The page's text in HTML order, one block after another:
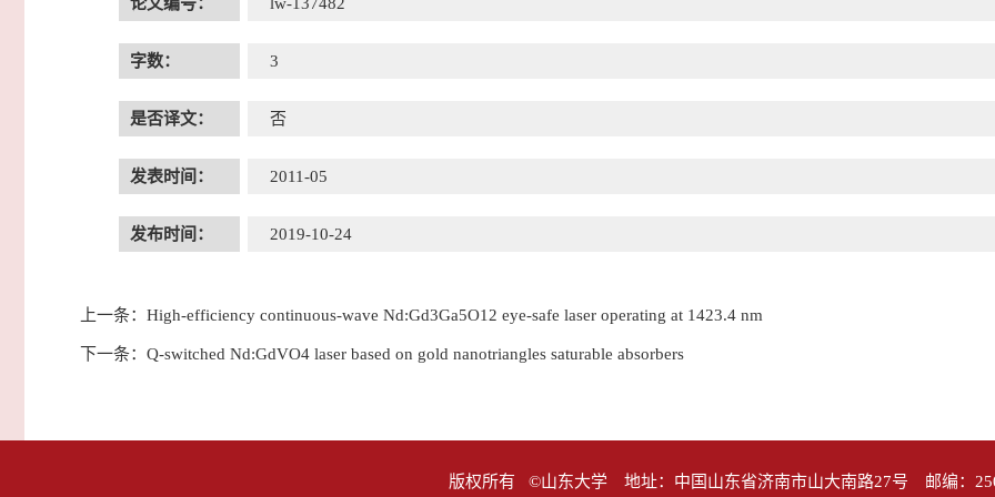
字数： 3
是否译文： 否
发表时间： 2011-05
发布时间： 2019-10-24
上一条： High-efficiency continuous-wave Nd:Gd3Ga5O12 eye-safe laser operating at 1423.4 nm
下一条： Q-switched Nd:GdVO4 laser based on gold nanotriangles saturable absorbers
版权所有 ©山东大学 地址：中国山东省济南市山大南路27号 邮编：